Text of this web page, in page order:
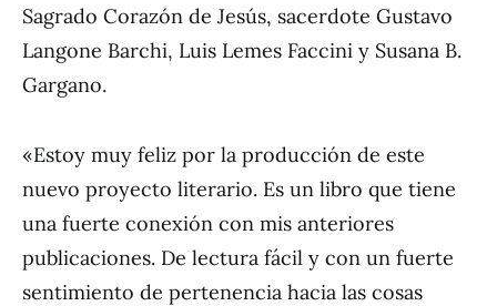
Sagrado Corazón de Jesús, sacerdote Gustavo
Langone Barchi, Luis Lemes Faccini y Susana B.
Gargano.
«Estoy muy feliz por la producción de este
nuevo proyecto literario. Es un libro que tiene
una fuerte conexión con mis anteriores
publicaciones. De lectura fácil y con un fuerte
sentimiento de pertenencia hacia las cosas